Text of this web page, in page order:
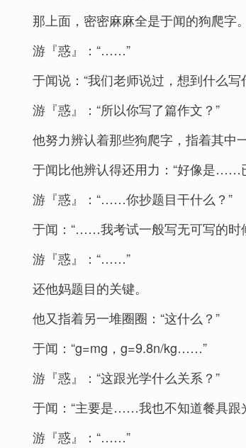
那上面，密密麻麻全是于闻的狗爬字。
游『惑』：“……”
于闻说：“我们老师说过，想到什么
游『惑』：“所以你写了篇作文？”
他努力辨认着那些狗爬字，指着其中
于闻比他辨认得还用力：“好像是……
游『惑』：“……你抄题目干什么？”
于闻：“……我考试一般写无可写的时
游『惑』：“……”
还他妈题目的关键。
他又指着另一堆圈圈：“这什么？”
于闻：“g=mg，g=9.8n/kg……”
游『惑』：“这跟光学什么关系？”
于闻：“主要是……我也不知道餐具跟
游『惑』：“……”